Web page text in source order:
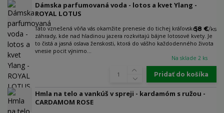
Dámska parfumovaná voda - lotos a kvet Ylang -
ROYAL LOTUS
Táto vznešená vôňa vás okamžite prenesie do tichej kráľovskej
záhrady, kde nad hladinou jazera rozkvitajú bájne lotosové kvety. Je
to čistá a jasná oslava ženskosti, ktorá do vášho každodenného života
vnesie pocit výnimo...
58 €/ks
Na sklade 2 ks
Pridať do košíka
Hmla na telo a vankúš v spreji - kardamóm s ružou -
CARDAMOM ROSE